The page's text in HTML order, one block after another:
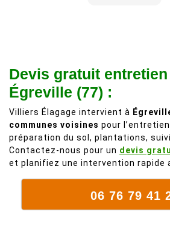
comme on en
fait plus!
Devis gratuit
Égreville (77) :
Villiers Élagage intervient à
communes voisines pour
préparation du sol, plantations,
Contactez-nous pour un devis
et planifiez une intervention rapide
06 76 79 41